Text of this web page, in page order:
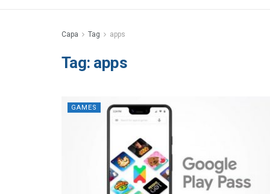
Capa Tag apps
Tag: apps
GAMES